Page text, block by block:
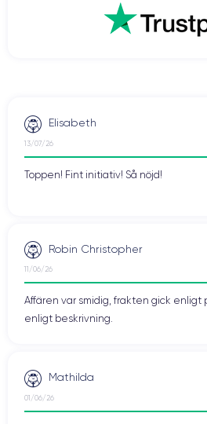
Elisabeth
13/07/26
Toppen! Fint initiativ! Så nöjd!
Robin Christopher
11/06/26
Affären var smidig, frakten gick
enligt beskrivning.
Mathilda
01/06/26